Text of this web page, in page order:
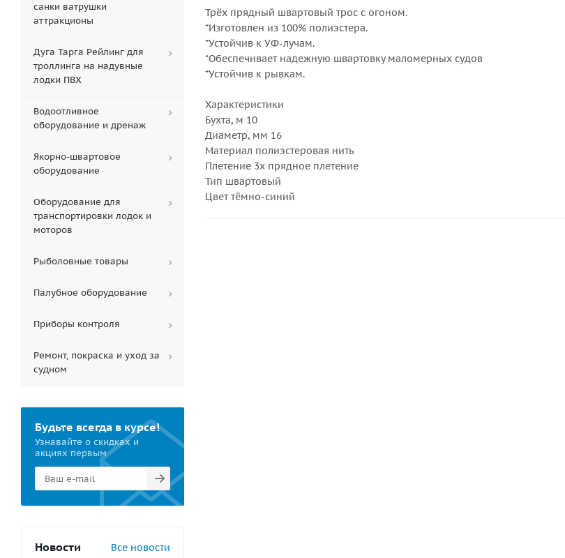
Трёх прядный швартовый трос с огоном.
*Изготовлен из 100% полиэстера.
*Устойчив к УФ-лучам.
*Обеспечивает надежную швартовку маломерных судов
*Устойчив к рывкам.
Характеристики
Бухта, м 10
Диаметр, мм 16
Материал полиэстеровая нить
Плетение 3x прядное плетение
Тип швартовый
Цвет тёмно-синий
санки ватрушки
аттракционы
Дуга Тарга Рейлинг для
троллинга на надувные
лодки ПВХ
Водоотливное
оборудование и дренаж
Якорно-швартовое
оборудование
Оборудование для
транспортировки лодок и
моторов
Рыболовные товары
Палубное оборудование
Приборы контроля
Ремонт, покраска и уход за
судном
Будьте всегда в курсе!
Узнавайте о скидках и
акциях первым
Новости Все новости